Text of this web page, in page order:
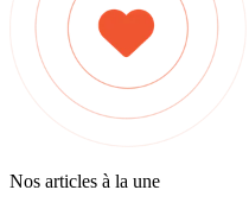
Nos articles à la une